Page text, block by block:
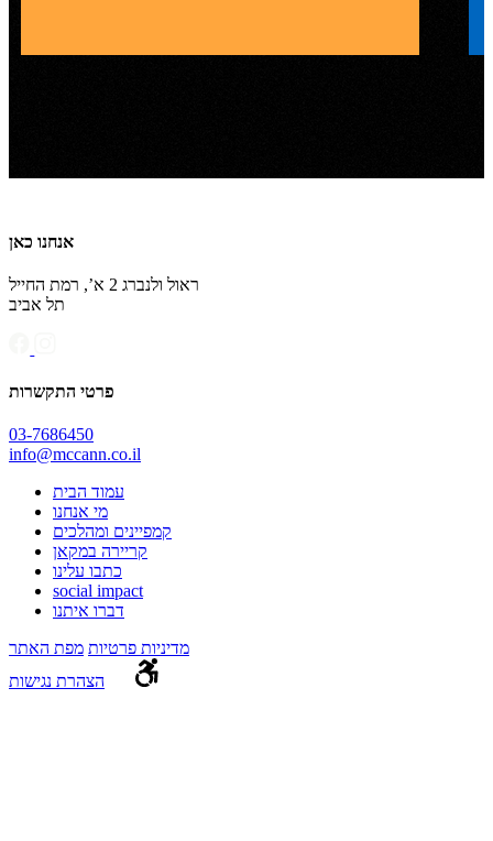
אנחנו כאן
ראול ולנברג 2 א’, רמת החייל
תל אביב
פרטי התקשרות
03-7686450
info@mccann.co.il
עמוד הבית
מי אנחנו
קמפיינים ומהלכים
קריירה במקאן
כתבו עלינו
social impact
דברו איתנו
מדיניות פרטיות מפת האתר
הצהרת נגישות